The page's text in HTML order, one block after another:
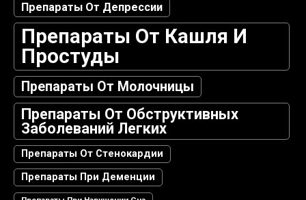
Препараты От Депрессии
Препараты От Кашля И
Простуды
Препараты От Молочницы
Препараты От Обструктивных
Заболеваний Легких
Препараты От Стенокардии
Препараты При Деменции